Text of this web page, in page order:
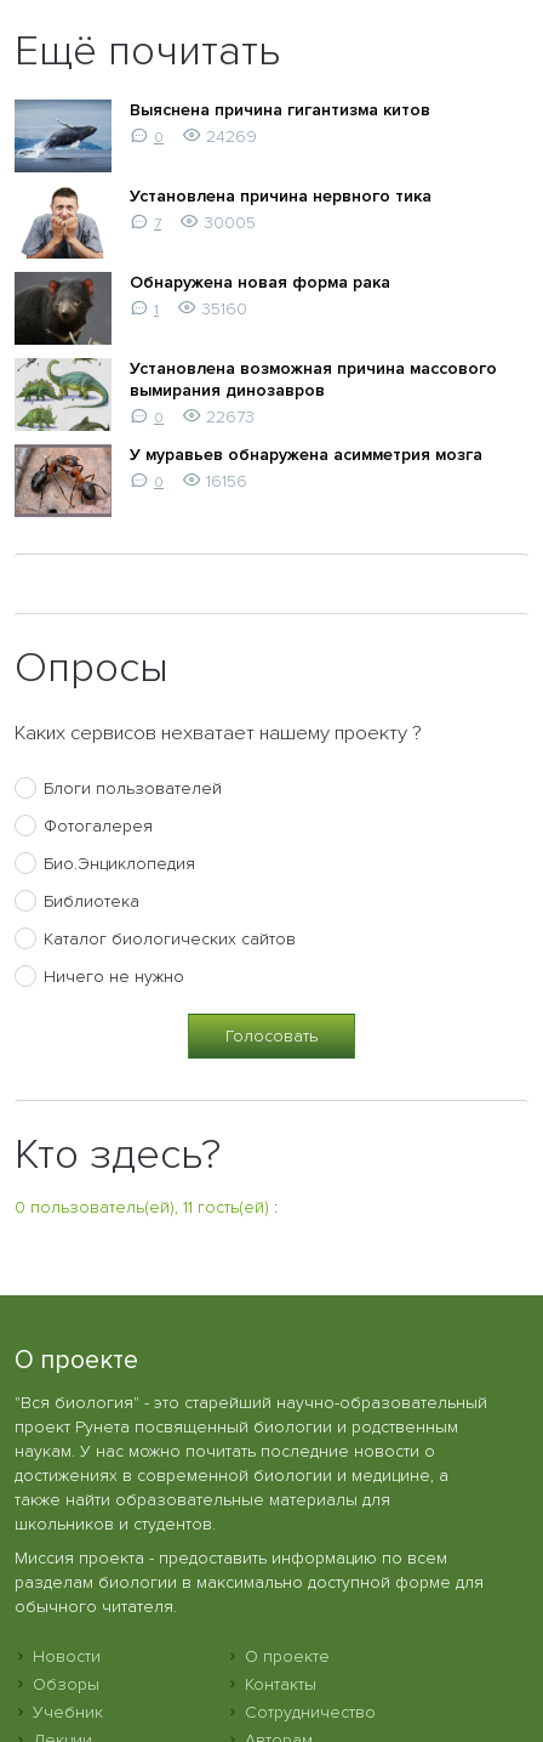
Ещё почитать
Выяснена причина гигантизма китов
0 24269
Установлена причина нервного тика
7 30005
Обнаружена новая форма рака
1 35160
Установлена возможная причина массового
вымирания динозавров
0
22673
У муравьев обнаружена асимметрия мозга
0 16156
Опросы
Каких сервисов нехватает нашему проекту ?
Блоги пользователей
Фотогалерея
Био.Энциклопедия
Библиотека
Каталог биологических сайтов
Ничего не нужно
Кто здесь?
0 пользователь(ей), 11 гость(ей) :
О проекте
"Вся биология" - это старейший научно-образовательный
проект Рунета посвященный биологии и родственным
наукам. У нас можно почитать последние новости о
достижениях в современной биологии и медицине, а
также найти образовательные материалы для
школьников и студентов.
Миссия проекта - предоставить информацию по всем
разделам биологии в максимально доступной форме для
обычного читателя.
Новости
Обзоры
Учебник
О проекте
Контакты
Сотрудничество